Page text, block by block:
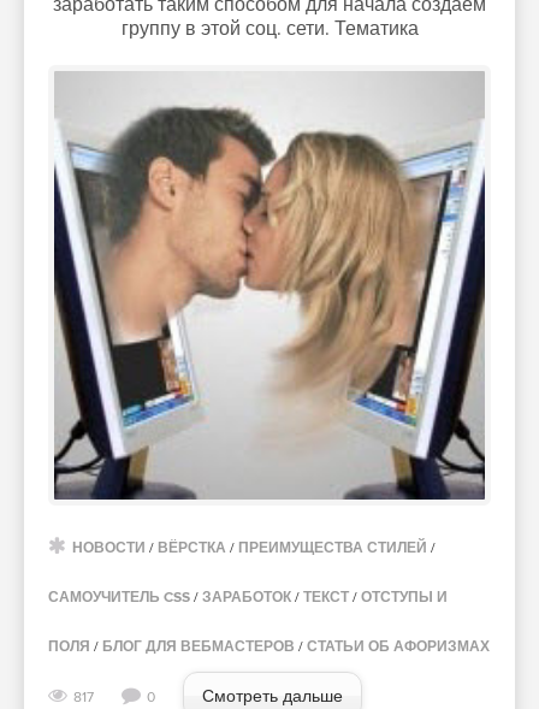
группу в этой соц. сети. Тематика
НОВОСТИ / ВЁРСТКА / ПРЕИМУЩЕСТВА СТИЛЕЙ /
САМОУЧИТЕЛЬ CSS / ЗАРАБОТОК / ТЕКСТ / ОТСТУПЫ И
ПОЛЯ / БЛОГ ДЛЯ ВЕБМАСТЕРОВ / СТАТЬИ ОБ АФОРИЗМАХ
817 0 Смотреть дальше